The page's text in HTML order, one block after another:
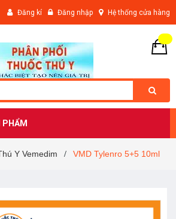
Đăng kí Đăng nhập Hệ thống cửa hàng
PHẨM
Y Vemedim / VMD Tylenro 5+5 10ml